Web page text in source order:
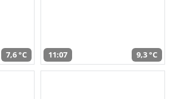
7,6 °C 11:07 9,3 °C